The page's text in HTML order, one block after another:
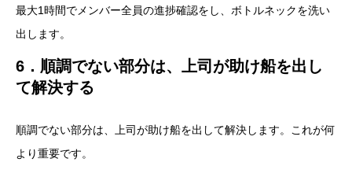
最大1時間でメンバー全員の進捗確認をし、ボトルネックを洗い
出します。
6．順調でない部分は、上司が助け船を出し
て解決する
順調でない部分は、上司が助け船を出して解決します。これが何
より重要です。